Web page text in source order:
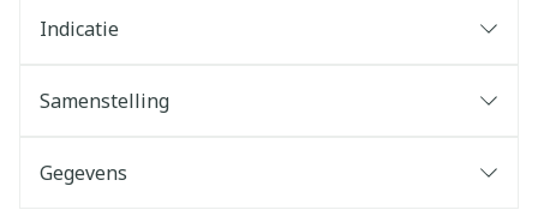
Indicatie
Samenstelling
Gegevens